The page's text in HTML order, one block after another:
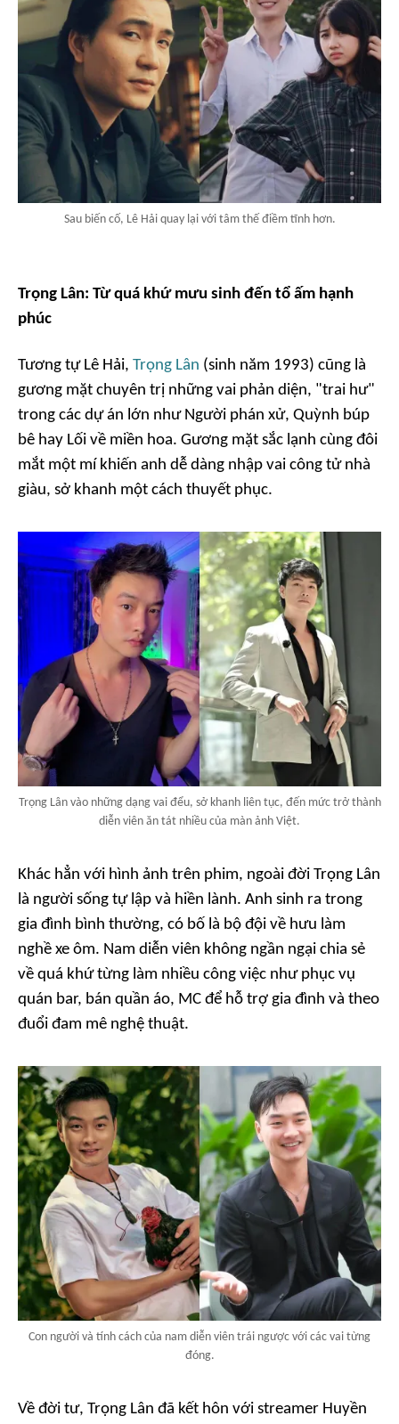
Sau biến cố, Lê Hải quay lại với tâm thế điềm tĩnh hơn.
Trọng Lân: Từ quá khứ mưu sinh đến tổ ấm hạnh
phúc
Tương tự Lê Hải, Trọng Lân (sinh năm 1993) cũng là
gương mặt chuyên trị những vai phản diện, "trai hư"
trong các dự án lớn như Người phán xử, Quỳnh búp
bê hay Lối về miền hoa. Gương mặt sắc lạnh cùng đôi
mắt một mí khiến anh dễ dàng nhập vai công tử nhà
giàu, sở khanh một cách thuyết phục.
Trọng Lân vào những dạng vai đểu, sở khanh liên tục, đến mức trở thành
diễn viên ăn tát nhiều của màn ảnh Việt.
Khác hẳn với hình ảnh trên phim, ngoài đời Trọng Lân
là người sống tự lập và hiền lành. Anh sinh ra trong
gia đình bình thường, có bố là bộ đội về hưu làm
nghề xe ôm. Nam diễn viên không ngần ngại chia sẻ
về quá khứ từng làm nhiều công việc như phục vụ
quán bar, bán quần áo, MC để hỗ trợ gia đình và theo
đuổi đam mê nghệ thuật.
Con người và tính cách của nam diễn viên trái ngược với các vai từng
đóng.
Về đời tư, Trọng Lân đã kết hôn với streamer Huyền